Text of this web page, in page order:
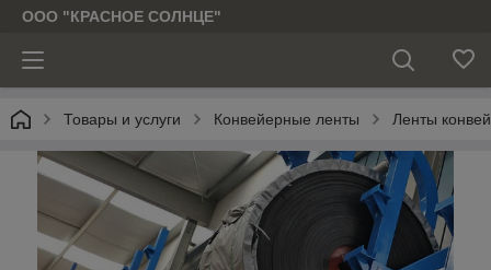
ООО "КРАСНОЕ СОЛНЦЕ"
Товары и услуги Конвейерные ленты Ленты